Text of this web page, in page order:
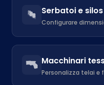
Serbatoi e silos
Configurare
Macchinari
Personalizza telai e